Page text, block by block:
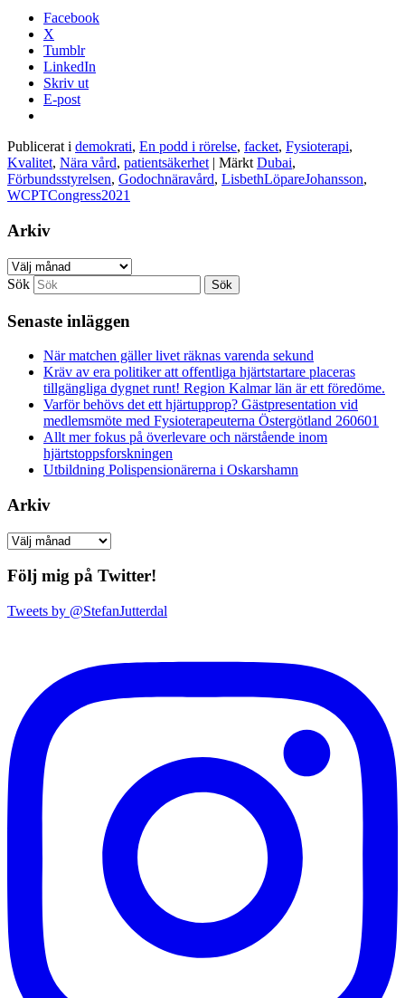
Facebook
X
Tumblr
LinkedIn
Skriv ut
E-post
Publicerat i demokrati, En podd i rörelse, facket, Fysioterapi,
Kvalitet, Nära vård, patientsäkerhet | Märkt Dubai,
Förbundsstyrelsen, Godochnäravård, LisbethLöpareJohansson,
WCPTCongress2021
Arkiv
Arkiv
Sök
Senaste inläggen
När matchen gäller livet räknas varenda sekund
Kräv av era politiker att offentliga hjärtstartare placeras
tillgängliga dygnet runt! Region Kalmar län är ett föredöme.
Varför behövs det ett hjärtupprop? Gästpresentation vid
medlemsmöte med Fysioterapeuterna Östergötland 260601
Allt mer fokus på överlevare och närstående inom
hjärtstoppsforskningen
Utbildning Polispensionärerna i Oskarshamn
Arkiv
Arkiv
Följ mig på Twitter!
Tweets by @StefanJutterdal